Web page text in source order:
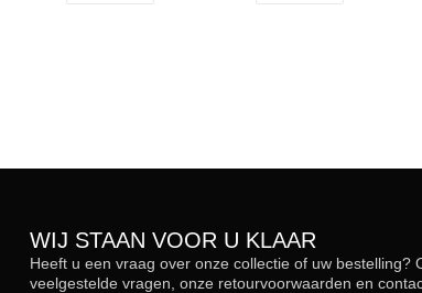
WIJ STAAN VOOR U KLAAR
Heeft u een vraag over onze collectie of uw bestelling?
veelgestelde vragen, onze retourvoorwaarden en